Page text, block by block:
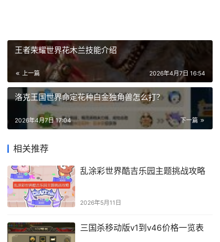
王者荣耀世界花木兰技能介绍
上一篇 2026年4月7日 16:54
洛克王国世界命定花种白金独角兽怎么打？
下一篇
2026年4月7日 17:04
相关推荐
乱涂彩世界酷吉乐园主题挑战攻略
2026年5月11日
三国杀移动版v1到v46价格一览表